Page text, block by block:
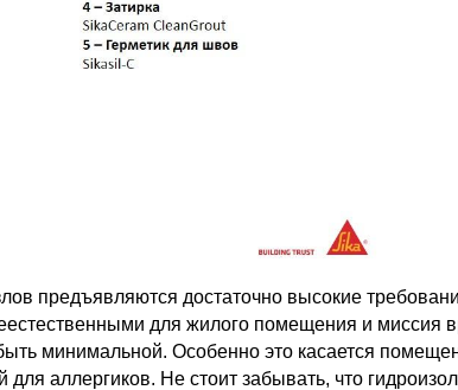
предъявляются достаточно высокие
для жилого помещения и миссия
минимальной. Особенно это касается
аллергиков. Не стоит забывать, что